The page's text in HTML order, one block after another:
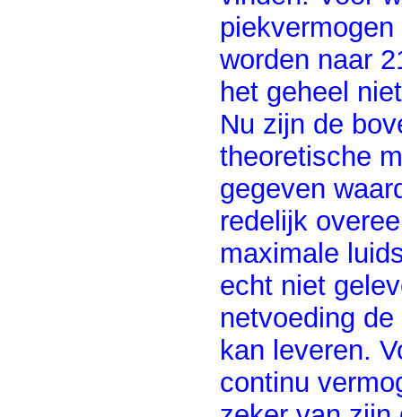
worden naar
het geheel
Nu zijn de
theoretische
gegeven
redelijk
maximale
echt niet
netvoeding
kan leveren.
continu